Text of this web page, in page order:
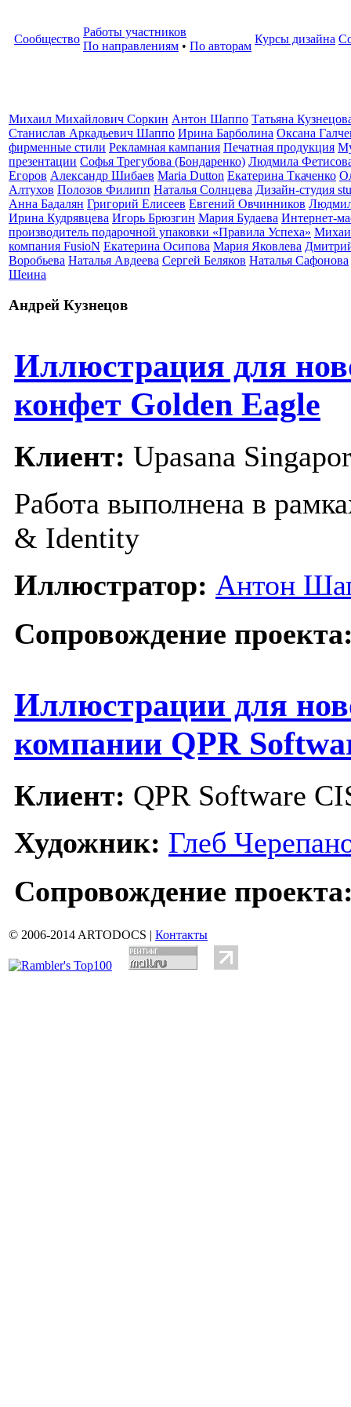
Сообщество
Работы участников
По направлениям • По авторам
Курсы дизайна
Михаил Михайлович Соркин Антон Шаппо Татьяна
Станислав Аркадьевич Шаппо Ирина Барболина Оксана
фирменные стили Рекламная кампания Печатная продукция
презентации Софья Трегубова (Бондаренко) Людмила
Егоров Александр Шибаев Maria Dutton Екатерина Ткаченко
Алтухов Полозов Филипп Наталья Солнцева Дизайн-студия
Анна Бадалян Григорий Елисеев Евгений Овчинников
Ирина Кудрявцева Игорь Брюзгин Мария Будаева Интернет-
производитель подарочной упаковки «Правила Успеха»
компания FusioN Екатерина Осипова Мария Яковлева
Воробьева Наталья Авдеева Сергей Беляков Наталья Сафонова
Шеина
Андрей Кузнецов
Иллюстрация для
конфет Golden Eagle
Клиент: Upasana
Работа выполнена в
& Identity
Иллюстратор: Антон
Сопровождение
Иллюстрации для
компании QPR
Клиент: QPR Software
Художник: Глеб
Сопровождение
© 2006-2014 ARTODOCS | Контакты